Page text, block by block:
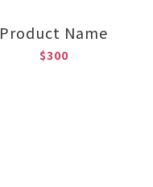
Product Name
$300